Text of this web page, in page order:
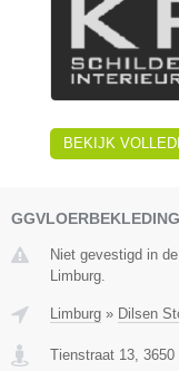
BEKIJK
Niet gevestigd in
Limburg.
Limburg » Dilsen
Tienstraat 13, 3650